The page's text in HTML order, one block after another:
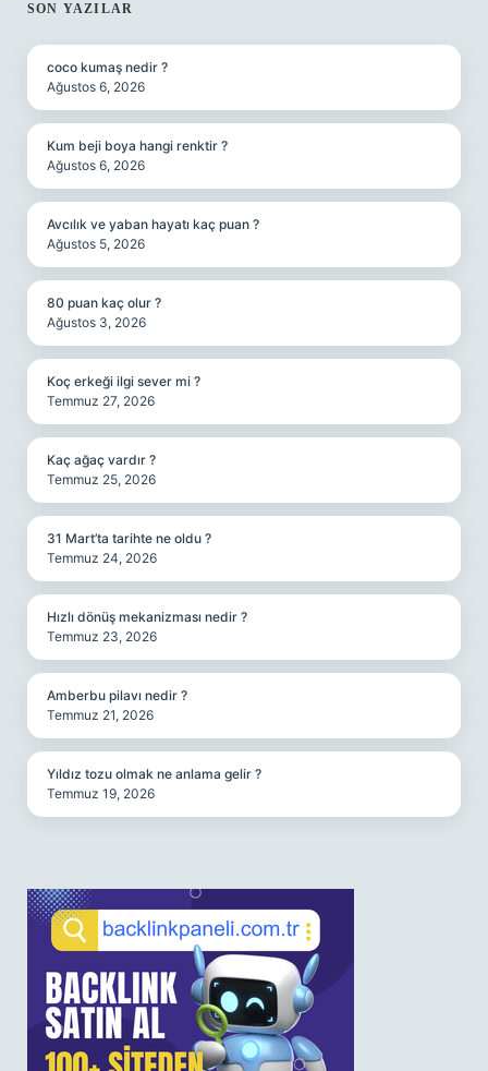
SIDEBAR
SON YAZILAR
coco kumaş nedir ?
Ağustos 6, 2026
Kum beji boya hangi renktir ?
Ağustos 6, 2026
Avcılık ve yaban hayatı kaç puan ?
Ağustos 5, 2026
80 puan kaç olur ?
Ağustos 3, 2026
Koç erkeği ilgi sever mi ?
Temmuz 27, 2026
Kaç ağaç vardır ?
Temmuz 25, 2026
31 Mart’ta tarihte ne oldu ?
Temmuz 24, 2026
Hızlı dönüş mekanizması nedir ?
Temmuz 23, 2026
Amberbu pilavı nedir ?
Temmuz 21, 2026
Yıldız tozu olmak ne anlama gelir ?
Temmuz 19, 2026